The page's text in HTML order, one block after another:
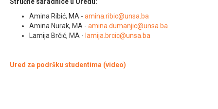
Amina Ribić, MA - amina.ribic@unsa.ba
Amina Nurak, MA - amina.dumanjic@unsa.ba
Lamija Brčić, MA - lamija.brcic@unsa.ba
Ured za podršku studentima (video)